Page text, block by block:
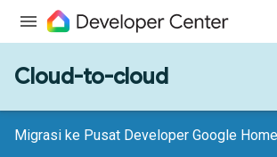
Cloud-to-cloud
Migrasi ke Pusat Developer Google